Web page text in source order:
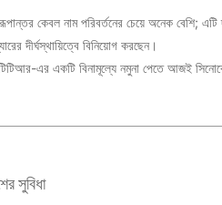
কেবল নাম পরিবর্তনের চেয়ে অনেক বেশি;
দীর্ঘস্থায়িত্বে বিনিয়োগ করছেন।
এর একটি বিনামূল্যে নমুনা পেতে আজই
সুবিধা